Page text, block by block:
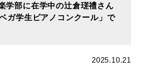
学部に在学中の辻倉瑳禮さん
ガ学生ピアノコンクール」で
2025.10.21